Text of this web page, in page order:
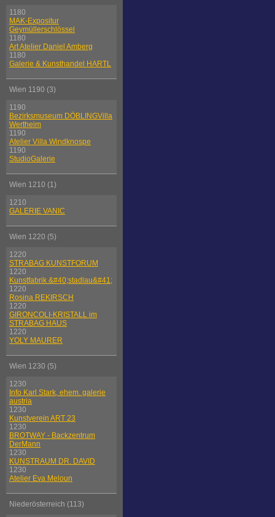
1180
MAK-Expositur
Geymüllerschlössel
1180
Art Atelier Daniel Amberg
1180
Galerie & Kunsthandel HARTL
Wien 1190 (3)
1190
Bezirksmuseum DÖBLINGVilla
Wertheim
1190
Atelier Villa Windknospe
1190
StudioGalerie
Wien 1210 (1)
1210
GALERIE VANIC
Wien 1220 (5)
1220
STRABAG KUNSTFORUM
1220
Kunstfabrik &#40;stadlau&#41;
1220
Rosina REKIRSCH
1220
GIRONCOLI-KRISTALL im
STRABAG HAUS
1220
YOLY MAURER
Wien 1230 (5)
1230
Info Karl Stark, ehem. galerie
austria
1230
Kunstverein ART 23
1230
BROTWAY - Backzentrum
DerMann
1230
KUNSTRAUM DR. DAVID
1230
Atelier Eva Meloun
Niederösterreich (113)